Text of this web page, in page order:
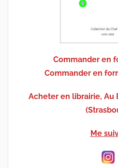
Commander en
Commander en
Acheter en librairie, Au
Me